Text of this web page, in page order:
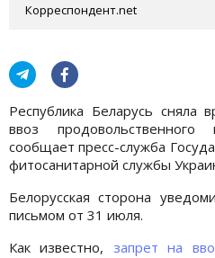
Корреспондент.net
Республика Беларусь сняла
ввоз
сообщает пресс-служба
фитосанитарной службы
Белорусская сторона
письмом от 31 июля.
Как известно, запрет на